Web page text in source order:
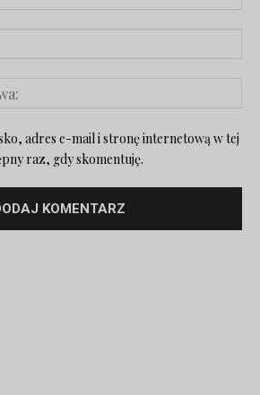
adres e-mail i stronę internetową w tej
raz, gdy skomentuję.